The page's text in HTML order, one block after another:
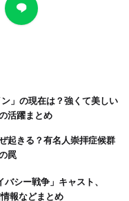
活躍まとめ
罠
報などまとめ